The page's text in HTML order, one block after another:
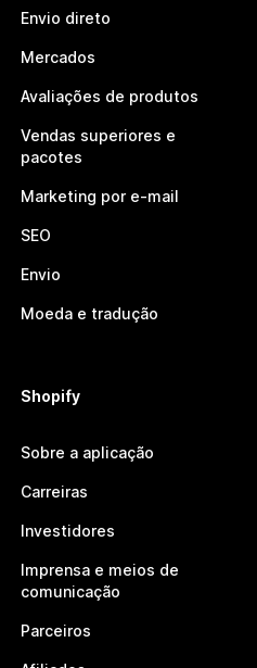
Envio direto
Mercados
Avaliações de produtos
Vendas superiores e
pacotes
Marketing por e-mail
SEO
Envio
Moeda e tradução
Shopify
Sobre a aplicação
Carreiras
Investidores
Imprensa e meios de
comunicação
Parceiros